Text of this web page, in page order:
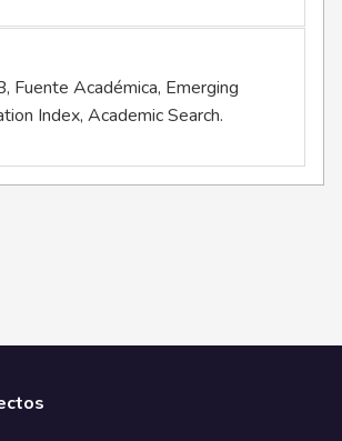
Fuente Académica, Emerging
Index, Academic Search.